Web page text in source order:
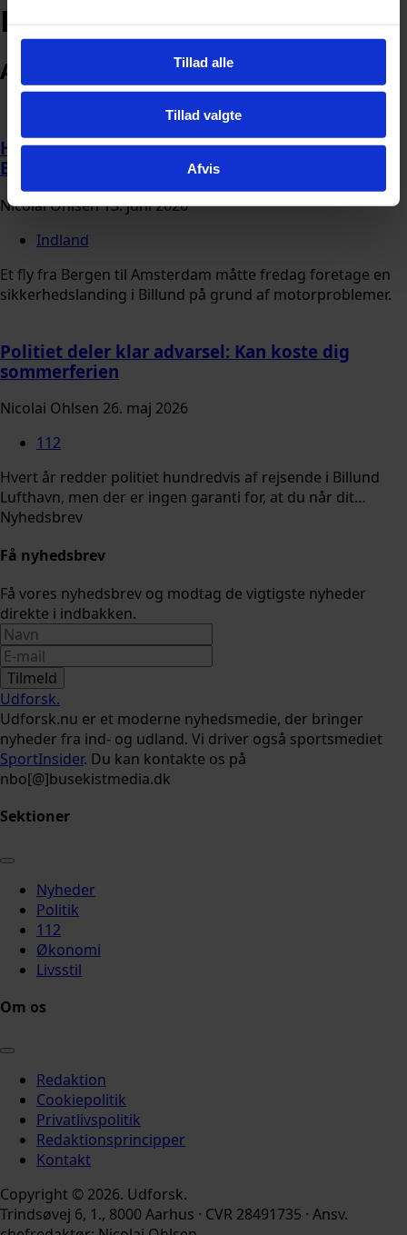
Tillad alle
Tillad valgte
Afvis
Billund Lufthavn
Arkiv
Hørte to kraftige dunk: Fly måtte nødlande i
Billund Lufthavn
Nicolai Ohlsen13. juni 2026
Indland
Et fly fra Bergen til Amsterdam måtte fredag foretage en
sikkerhedslanding i Billund på grund af motorproblemer.
Politiet deler klar advarsel: Kan koste dig
sommerferien
Nicolai Ohlsen 26. maj 2026
112
Hvert år redder politiet hundredvis af rejsende i Billund
Lufthavn, men der er ingen garanti for, at du når dit…
Nyhedsbrev
Få nyhedsbrev
Få vores nyhedsbrev og modtag de vigtigste nyheder
direkte i indbakken.
Tilmeld
Udforsk.
Udforsk.nu er et moderne nyhedsmedie, der bringer
nyheder fra ind- og udland. Vi driver også sportsmediet
SportInsider. Du kan kontakte os på
nbo[@]busekistmedia.dk
Sektioner
Nyheder
Politik
112
Økonomi
Livsstil
Om os
Redaktion
Cookiepolitik
Privatlivspolitik
Redaktionsprincipper
Kontakt
Copyright © 2026. Udforsk.
Trindsøvej 6, 1., 8000 Aarhus · CVR 28491735 · Ansv.